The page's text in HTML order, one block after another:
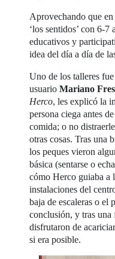
Aprovechando que
‘los sentidos’ con 6-7
educativos y
idea del día a día de
Uno de los talleres
usuarioMariano
Herco, les explicó la
persona ciega antes
comida; o no
otras cosas. Tras una
los peques vieron
básica (sentarse o
cómo Herco guiaba a
instalaciones del
baja de escaleras o el
conclusión, y tras una
disfrutaron de
si era posible.